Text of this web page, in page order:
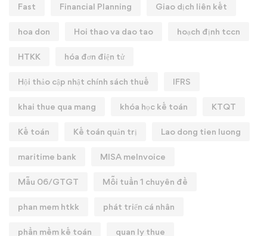
Fast Financial Planning Giao dịch liên kết
hoa don Hoi thao va dao tao hoạch định tccn
HTKK hóa đơn điện tử
Hội thảo cập nhật chính sách thuế IFRS
khai thue qua mang khóa học kế toán KTQT
Kế toán Kế toán quản trị Lao dong tien luong
maritime bank MISA meInvoice
Mẫu 06/GTGT Mỗi tuần 1 chuyên đề
phan mem htkk phát triển cá nhân
phần mềm kế toán quan ly thue